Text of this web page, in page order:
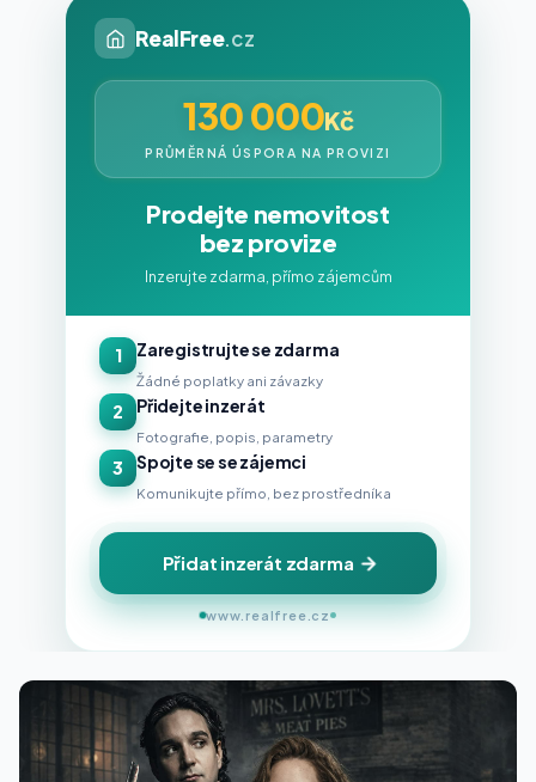
RealFree.cz
130 000Kč
PRŮMĚRNÁ ÚSPORA NA PROVIZI
Prodejte nemovitost
bez provize
Inzerujte zdarma, přímo zájemcům
1 Zaregistrujte se zdarma
Žádné poplatky ani závazky
2 Přidejte inzerát
Fotografie, popis, parametry
3 Spojte se se zájemci
Komunikujte přímo, bez prostředníka
Přidat inzerát zdarma
www.realfree.cz